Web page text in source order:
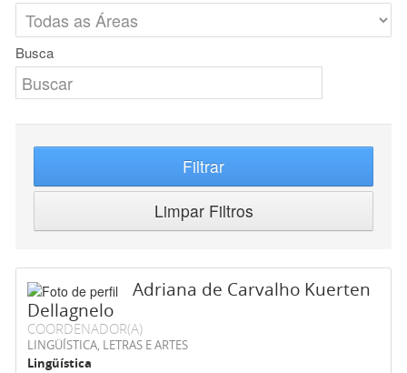
Busca
Filtrar
Limpar Filtros
Adriana de Carvalho Kuerten
Dellagnelo
COORDENADOR(A)
LINGÜÍSTICA, LETRAS E ARTES
Lingüística